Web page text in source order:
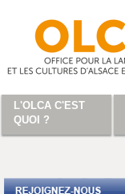
L'OLCA C'EST
QUOI ?